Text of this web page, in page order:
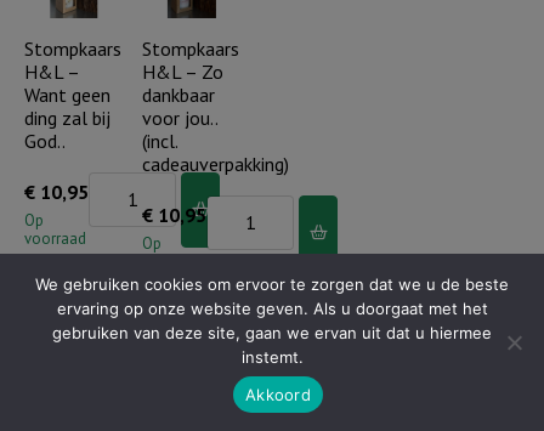
voorziet
(incl.
cadeauverpakking)
Gods
liefde..
aantal
Stompkaars
H&L –
Want geen
ding zal bij
God..
€ 10,95
Op
voorraad
Stompkaars
-
Want
geen
Stompkaars
H&L – Zo
dankbaar
voor jou..
(incl.
cadeauverpakking)
€ 10,95
Op
Stompkaars
H&L
-
Zo
dankbaar
voor
jou..
Stompkaars
We gebruiken cookies om ervoor te zorgen dat we u de beste
ervaring op onze website geven. Als u doorgaat met het
gebruiken van deze site, gaan we ervan uit dat u hiermee
instemt.
Akkoord